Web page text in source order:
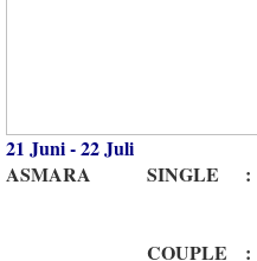
21 Juni - 22 Juli
ASMARA
SINGLE :
COUPLE :